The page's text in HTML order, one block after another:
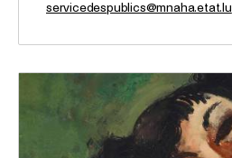
servicedespublics@mnaha.etat.lu